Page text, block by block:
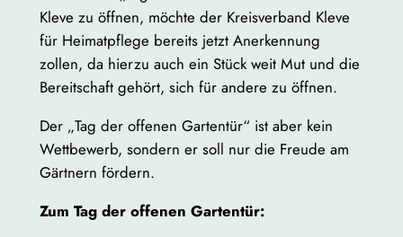
Kleve zu öffnen, möchte der Kreisverband Kleve
für Heimatpflege bereits jetzt Anerkennung
zollen, da hierzu auch ein Stück weit Mut und die
Bereitschaft gehört, sich für andere zu öffnen.
Der „Tag der offenen Gartentür“ ist aber kein
Wettbewerb, sondern er soll nur die Freude am
Gärtnern fördern.
Zum Tag der offenen Gartentür: